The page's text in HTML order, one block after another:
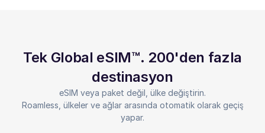
Tek Global eSIM™. 200'den fazla
destinasyon
eSIM veya paket değil, ülke değiştirin.
Roamless, ülkeler ve ağlar arasında otomatik olarak geçiş
yapar.